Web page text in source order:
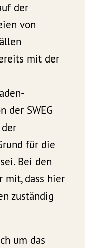
der
von
mit der
der SWEG
für die
Bei den
mit, dass hier
zuständig
um das